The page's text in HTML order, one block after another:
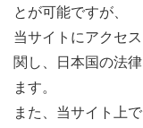
とが可能ですが、
当サイトにアクセ
関し、日本国の法
ます。
また、当サイト上